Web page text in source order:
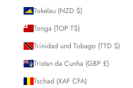
Tokelau (NZD $)
Tonga (TOP T$)
Trinidad und Tobago (TTD $)
Tristan da Cunha (GBP £)
Tschad (XAF CFA)